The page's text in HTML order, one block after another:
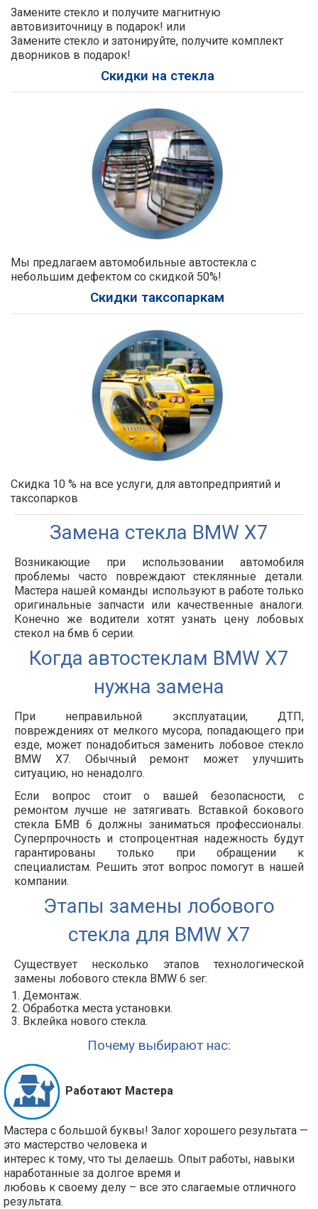
Замените стекло и получите магнитную
автовизиточницу в подарок! или
Замените стекло и затонируйте, получите комплект
дворников в подарок!
Скидки на стекла
Мы предлагаем автомобильные автостекла с
небольшим дефектом со скидкой 50%!
Скидки таксопаркам
Скидка 10 % на все услуги, для автопредприятий и
таксопарков
Замена стекла BMW X7
Возникающие при использовании автомобиля
проблемы часто повреждают стеклянные детали.
Мастера нашей команды используют в работе только
оригинальные запчасти или качественные аналоги.
Конечно же водители хотят узнать цену лобовых
стекол на бмв 6 серии.
Когда автостеклам BMW X7
нужна замена
При неправильной эксплуатации, ДТП,
повреждениях от мелкого мусора, попадающего при
езде, может понадобиться заменить лобовое стекло
BMW X7. Обычный ремонт может улучшить
ситуацию, но ненадолго.
Если вопрос стоит о вашей безопасности, с
ремонтом лучше не затягивать. Вставкой бокового
стекла БМВ 6 должны заниматься профессионалы.
Суперпрочность и стопроцентная надежность будут
гарантированы только при обращении к
специалистам. Решить этот вопрос помогут в нашей
компании.
Этапы замены лобового
стекла для BMW X7
Существует несколько этапов технологической
замены лобового стекла BMW 6 ser:
Демонтаж.
Обработка места установки.
Вклейка нового стекла.
Почему выбирают нас:
Работают Мастера
Мастера с большой буквы! Залог хорошего результата —
это мастерство человека и
интерес к тому, что ты делаешь. Опыт работы, навыки
наработанные за долгое время и
любовь к своему делу – все это слагаемые отличного
результата.